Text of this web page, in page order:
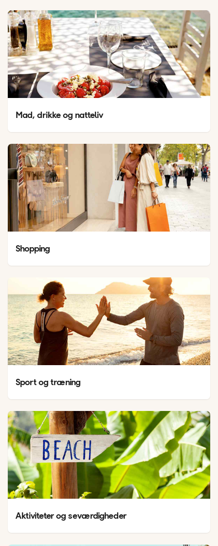
Mad, drikke og natteliv
Shopping
Sport og træning
Aktiviteter og seværdigheder